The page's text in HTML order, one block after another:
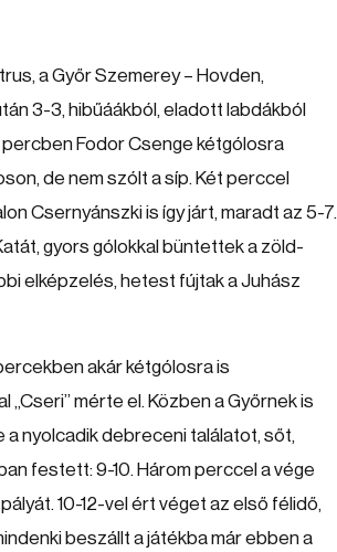
a Győr Szemerey – Hovden,
3-3, hibűáákból, eladott labdákból
percben Fodor Csenge kétgólosra
de nem szólt a síp. Két perccel
Csernyánszki is így járt, maradt az 5-7.
gyors gólokkal büntettek a zöld-
elképzelés, hetest fújtak a Juhász
akár kétgólosra is
mérte el. Közben a Győrnek is
nyolcadik debreceni találatot, sőt,
festett: 9-10. Három perccel a vége
10-12-vel ért véget az első félidő,
beszállt a játékba már ebben a